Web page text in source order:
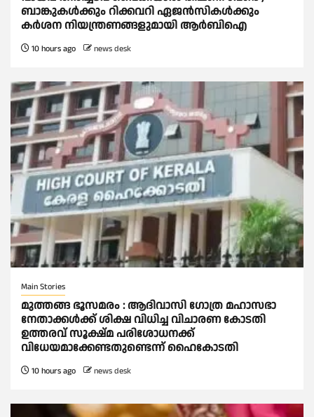
ബാങ്കുകള്‍ക്കും റിക്കവറി ഏജൻസികള്‍ക്കും
കര്‍ശന നിയന്ത്രണങ്ങളുമായി ആര്‍ബിഐ
10 hours ago news desk
Main Stories
മുത്തങ്ങ ഭൂസമരം : ആദിവാസി ഗോത്ര മഹാസഭാ
നേതാക്കള്‍ക്ക് ശിക്ഷ വിധിച്ച വിചാരണ കോടതി
ഉത്തരവ് സൂക്ഷ്മ പരിശോധനക്ക്
വിധേയമാക്കേണ്ടതുണ്ടെന്ന് ഹൈകോടതി
10 hours ago news desk